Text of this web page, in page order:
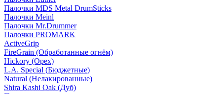
Палочки MDS Metal DrumSticks
Палочки Meinl
Палочки Mr.Drummer
Палочки PROMARK
ActiveGrip
FireGrain (Обработанные огнём)
Hickory (Орех)
L.A. Special (Бюджетные)
Natural (Нелакированные)
Shira Kashi Oak (Дуб)